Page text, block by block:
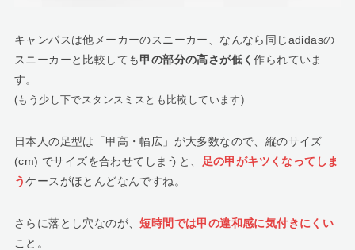
キャンパスは他メーカーのスニーカー、なんなら同じadidasの
スニーカーと比較しても甲の部分の高さが低く作られていま
す。
(もう少し下でスタンスミスとも比較しています)
日本人の足型は「甲高・幅広」が大多数なので、縦のサイズ
(cm) でサイズを合わせてしまうと、
足の甲がキツくなってしま
うケースがほとんどなんですね。
さらに落とし穴なのが、短時間では甲の違和感に気付きにくい
こと。